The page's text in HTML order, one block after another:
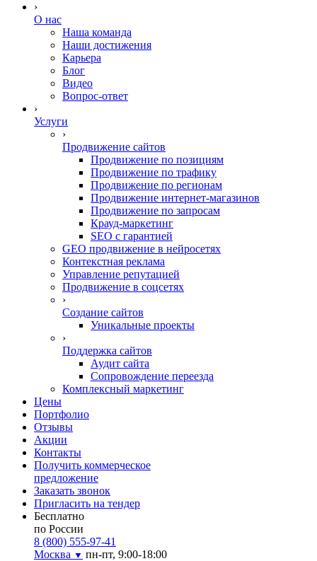
›
О нас
Наша команда
Наши достижения
Карьера
Блог
Видео
Вопрос-ответ
›
Услуги
›
Продвижение сайтов
Продвижение по позициям
Продвижение по трафику
Продвижение по регионам
Продвижение интернет-магазинов
Продвижение по запросам
Крауд-маркетинг
SEO с гарантией
GEO продвижение в нейросетях
Контекстная реклама
Управление репутацией
Продвижение в соцсетях
›
Создание сайтов
Уникальные проекты
›
Поддержка сайтов
Аудит сайта
Сопровождение переезда
Комплексный маркетинг
Цены
Портфолио
Отзывы
Акции
Контакты
Получить коммерческое
предложение
Заказать звонок
Пригласить на тендер
Бесплатно
по России
8 (800) 555-97-41
Москва ▼ пн-пт, 9:00-18:00